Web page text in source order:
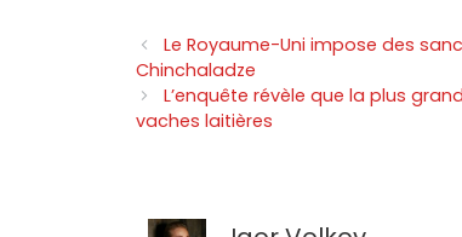
Le Royaume-Uni impose des
Chinchaladze
L’enquête révèle que la plus
vaches laitières